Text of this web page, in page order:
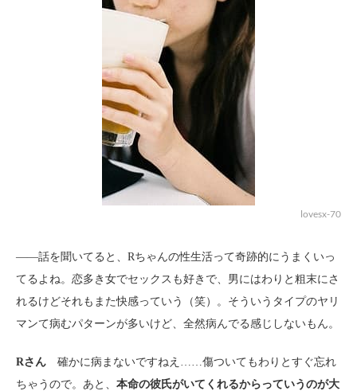
lovesx-70
――話を聞いてると、Rちゃんの性生活って奇跡的にうまくいっ
てるよね。恋多き女でセックスも好きで、男にはわりと粗末にさ
れるけどそれもまた快感っていう（笑）。そういうタイプのヤリ
マンて病むパターンが多いけど、全然病んでる感じしないもん。
Rさん 確かに病まないですねえ……傷ついてもわりとすぐ忘れ
ちゃうので。あと、 本命の彼氏がいてくれるからっていうのが大